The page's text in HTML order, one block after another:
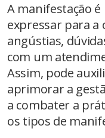
A manifestação
expressar para a
angústias,
com um
Assim, pode
aprimorar a
a combater a
os tipos de